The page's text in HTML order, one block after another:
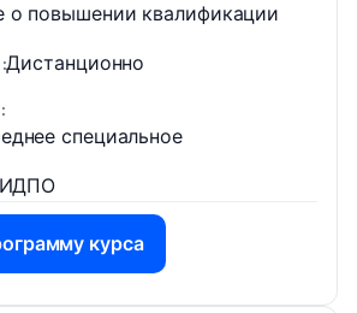
о повышении квалификации
Дистанционно
специальное
курса